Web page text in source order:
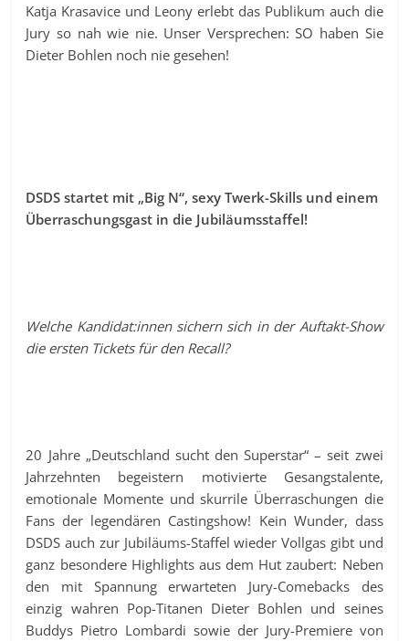
Katja Krasavice und Leony erlebt das Publikum auch die
Jury so nah wie nie. Unser Versprechen: SO haben Sie
Dieter Bohlen noch nie gesehen!
DSDS startet mit „Big N“, sexy Twerk-Skills und einem
Überraschungsgast in die Jubiläumsstaffel!
Welche Kandidat:innen sichern sich in der Auftakt-Show
die ersten Tickets für den Recall?
20 Jahre „Deutschland sucht den Superstar“ – seit zwei
Jahrzehnten begeistern motivierte Gesangstalente,
emotionale Momente und skurrile Überraschungen die
Fans der legendären Castingshow! Kein Wunder, dass
DSDS auch zur Jubiläums-Staffel wieder Vollgas gibt und
ganz besondere Highlights aus dem Hut zaubert: Neben
den mit Spannung erwarteten Jury-Comebacks des
einzig wahren Pop-Titanen Dieter Bohlen und seines
Buddys Pietro Lombardi sowie der Jury-Premiere von